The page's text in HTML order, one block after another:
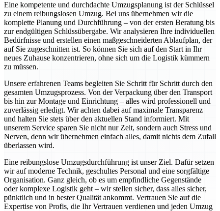
Eine kompetente und durchdachte Umzugsplanung ist der Schlüssel
zu einem reibungslosen Umzug. Bei uns übernehmen wir die
komplette Planung und Durchführung – von der ersten Beratung bis
zur endgültigen Schlüssübergabe. Wir analysieren Ihre individuellen
Bedürfnisse und erstellen einen maßgeschneiderten Ablaufplan, der
auf Sie zugeschnitten ist. So können Sie sich auf den Start in Ihr
neues Zuhause konzentrieren, ohne sich um die Logistik kümmern
zu müssen.
Unsere erfahrenen Teams begleiten Sie Schritt für Schritt durch den
gesamten Umzugsprozess. Von der Verpackung über den Transport
bis hin zur Montage und Einrichtung – alles wird professionell und
zuverlässig erledigt. Wir achten dabei auf maximale Transparenz
und halten Sie stets über den aktuellen Stand informiert. Mit
unserem Service sparen Sie nicht nur Zeit, sondern auch Stress und
Nerven, denn wir übernehmen einfach alles, damit nichts dem Zufall
überlassen wird.
Eine reibungslose Umzugsdurchführung ist unser Ziel. Dafür setzen
wir auf moderne Technik, geschultes Personal und eine sorgfältige
Organisation. Ganz gleich, ob es um empfindliche Gegenstände
oder komplexe Logistik geht – wir stellen sicher, dass alles sicher,
pünktlich und in bester Qualität ankommt. Vertrauen Sie auf die
Expertise von Profis, die Ihr Vertrauen verdienen und jeden Umzug